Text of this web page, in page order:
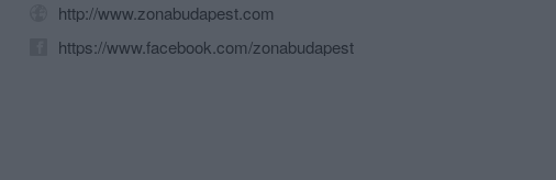
http://www.zonabudapest.com
https://www.facebook.com/zonabudapest